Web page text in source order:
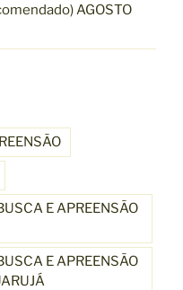
AGOSTO
E APREENSÃO
E APREENSÃO